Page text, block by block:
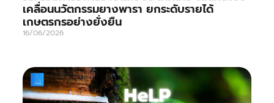
เคลื่อนนวัตกรรมยางพารา ยกระดับรายได้
เกษตรกรอย่างยั่งยืน
16/06/2026